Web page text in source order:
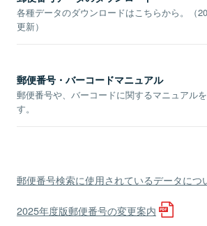
各種データのダウンロードはこちらから。（
更新）
郵便番号・バーコードマニュアル
郵便番号や、バーコードに関するマニュアル
す。
郵便番号検索に使用されているデータにつ
2025年度版郵便番号の変更案内